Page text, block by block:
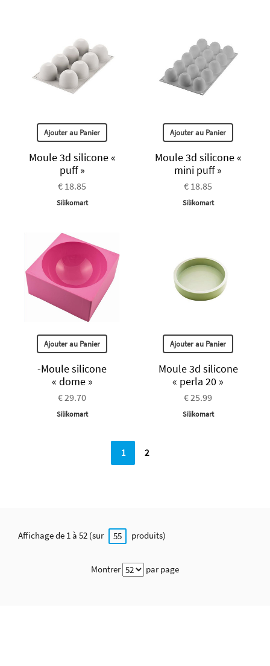
Ajouter au Panier
Moule 3d silicone «
puff »
€ 18.85
Silikomart
Ajouter au Panier
Moule 3d silicone «
mini puff »
€ 18.85
Silikomart
Ajouter au Panier
-Moule silicone
« dome »
€ 29.70
Silikomart
Ajouter au Panier
Moule 3d silicone
« perla 20 »
€ 25.99
Silikomart
1 2
Affichage de 1 à 52 (sur 55 produits)
Montrer par page